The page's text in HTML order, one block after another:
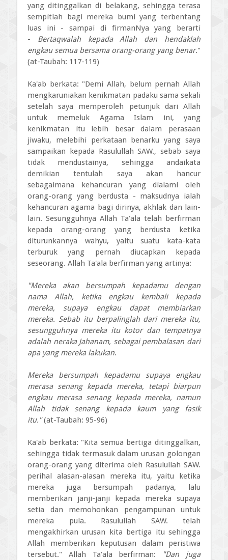
yang ditinggalkan di belakang, sehingga terasa
sempitlah bagi mereka bumi yang terbentang
luas ini - sampai di firmanNya yang berarti
- Bertaqwalah kepada Allah dan hendaklah
engkau semua bersama orang-orang yang benar."
(at-Taubah: 117-119)
Ka'ab berkata: "Demi Allah, belum pernah Allah
mengkaruniakan kenikmatan padaku sama sekali
setelah saya memperoleh petunjuk dari Allah
untuk memeluk Agama Islam ini, yang
kenikmatan itu lebih besar dalam perasaan
jiwaku, melebihi perkataan benarku yang saya
sampaikan kepada Rasulullah SAW., sebab saya
tidak mendustainya, sehingga andaikata
demikian tentulah saya akan hancur
sebagaimana kehancuran yang dialami oleh
orang-orang yang berdusta - maksudnya ialah
kehancuran agama bagi dirinya, akhlak dan lain-
lain. Sesungguhnya Allah Ta'ala telah berfirman
kepada orang-orang yang berdusta ketika
diturunkannya wahyu, yaitu suatu kata-kata
terburuk yang pernah diucapkan kepada
seseorang. Allah Ta'ala berfirman yang artinya:
"Mereka akan bersumpah kepadamu dengan
nama Allah, ketika engkau kembali kepada
mereka, supaya engkau dapat membiarkan
mereka. Sebab itu berpalinglah dari mereka itu,
sesungguhnya mereka itu kotor dan tempatnya
adalah neraka Jahanam, sebagai pembalasan dari
apa yang mereka lakukan.
Mereka bersumpah kepadamu supaya engkau
merasa senang kepada mereka, tetapi biarpun
engkau merasa senang kepada mereka, namun
Allah tidak senang kepada kaum yang fasik
itu."(at-Taubah: 95-96)
Ka'ab berkata: "Kita semua bertiga ditinggalkan,
sehingga tidak termasuk dalam urusan golongan
orang-orang yang diterima oleh Rasulullah SAW.
perihal alasan-alasan mereka itu, yaitu ketika
mereka juga bersumpah padanya, lalu
memberikan janji-janji kepada mereka supaya
setia dan memohonkan pengampunan untuk
mereka pula. Rasulullah SAW. telah
mengakhirkan urusan kita bertiga itu sehingga
Allah memberikan keputusan dalam peristiwa
tersebut." Allah Ta'ala berfirman:
"Dan juga